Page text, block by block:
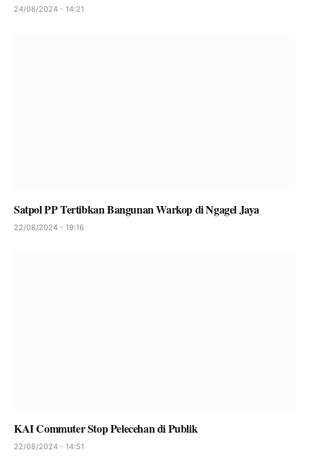
24/08/2024 - 14:21
Satpol PP Tertibkan Bangunan Warkop di Ngagel Jaya
22/08/2024 - 19:16
KAI Commuter Stop Pelecehan di Publik
22/08/2024 - 14:51